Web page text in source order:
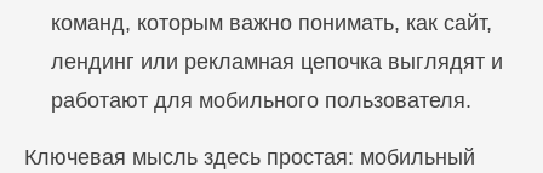
команд, которым важно понимать, как сайт,
лендинг или рекламная цепочка выглядят и
работают для мобильного пользователя.
Ключевая мысль здесь простая: мобильный